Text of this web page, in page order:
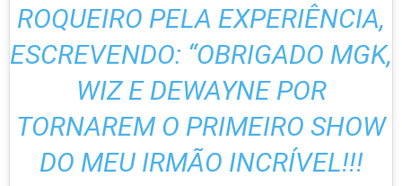
ROQUEIRO PELA EXPERIÊNCIA,
ESCREVENDO: “OBRIGADO MGK,
WIZ E DEWAYNE POR
TORNAREM O PRIMEIRO SHOW
DO MEU IRMÃO INCRÍVEL!!!